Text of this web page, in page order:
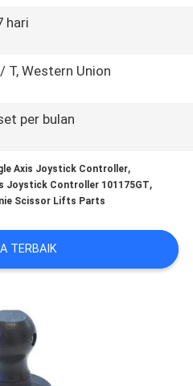
hari
T, Western Union
per bulan
Axis Joystick Controller,
Joystick Controller 101175GT,
Scissor Lifts Parts
TERBAIK